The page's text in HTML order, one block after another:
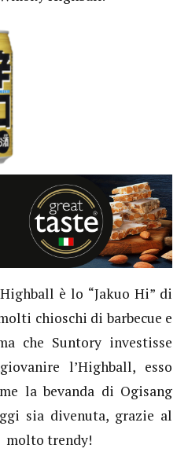
è lo “Jakuo Hi” di
chioschi di barbecue e
che Suntory investisse
l’Highball, esso
la bevanda di Ogisang
sia divenuta, grazie al
molto trendy!